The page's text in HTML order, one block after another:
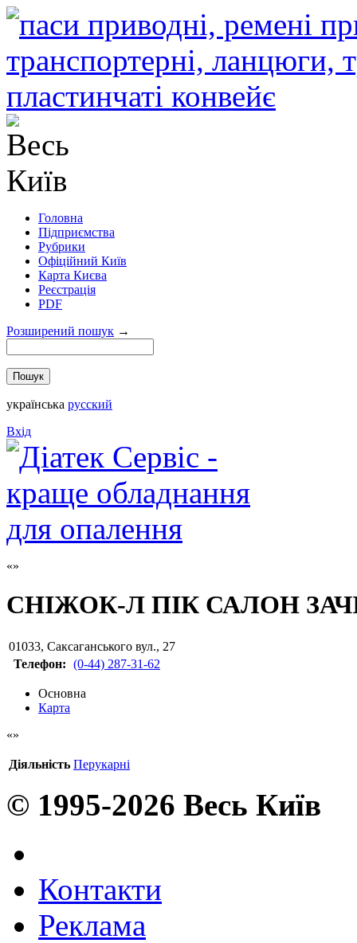
Головна
Підприємства
Рубрики
Офіційний Київ
Карта Києва
Реєстрація
PDF
Розширений пошук →
українська русский
Вхід
СНІЖОК-Л ПІК САЛОН
01033, Саксаганського вул., 27
Телефон: (0-44) 287-31-62
Основна
Карта
Діяльність Перукарні
© 1995-2026 Весь Київ
Контакти
Реклама